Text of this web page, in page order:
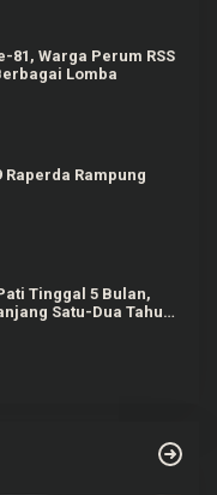
81, Warga Perum RSS
Lomba
Raperda Rampung
Tinggal 5 Bulan,
Satu-Dua Tahun